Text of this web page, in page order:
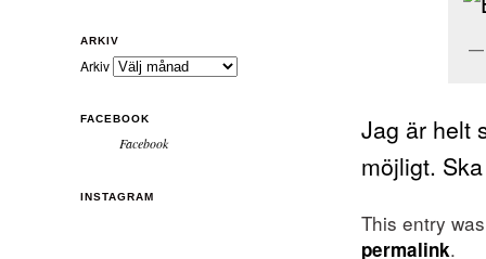
Jag är helt
möjligt.
This entry
permalink.
ARKIV
Arkiv
FACEBOOK
Facebook
INSTAGRAM